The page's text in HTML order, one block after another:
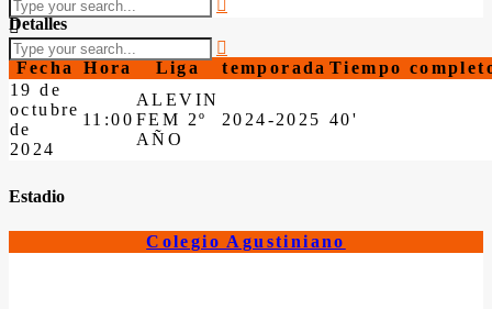
Detalles
Fecha Hora Liga temporada Tiempo
19 de
octubre
de
2024
11:00
ALEVIN
FEM 2º
AÑO
2024-2025 40'
Estadio
Colegio Agustiniano